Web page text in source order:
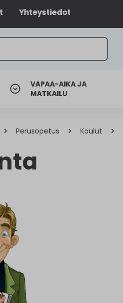
Yhteystiedot
VAPAA-AIKA JA
MATKAILU
Perusopetus Koulut